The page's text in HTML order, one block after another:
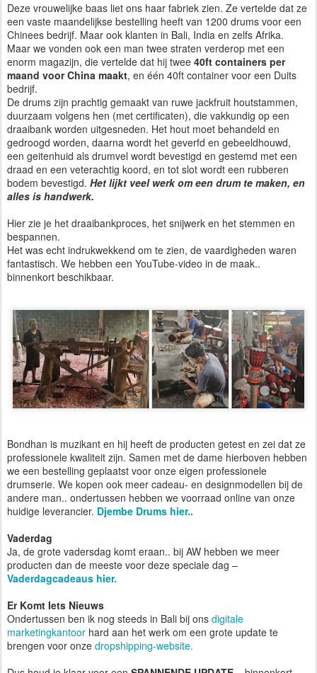
Deze vrouwelijke baas liet ons haar fabriek zien. Ze vertelde dat ze
een vaste maandelijkse bestelling heeft van 1200 drums voor een
Chinees bedrijf. Maar ook klanten in Bali, India en zelfs Afrika.
Maar we vonden ook een man twee straten verderop met een
enorm magazijn, die vertelde dat hij twee 40ft containers per
maand voor China maakt, en één 40ft container voor een Duits
bedrijf.
De drums zijn prachtig gemaakt van ruwe jackfruit houtstammen,
duurzaam volgens hen (met certificaten), die vakkundig op een
draaibank worden uitgesneden. Het hout moet behandeld en
gedroogd worden, daarna wordt het geverfd en gebeeldhouwd,
een geitenhuid als drumvel wordt bevestigd en gestemd met een
draad en een veterachtig koord, en tot slot wordt een rubberen
bodem bevestigd. Het lijkt veel werk om een drum te maken, en
alles is handwerk.
Hier zie je het draaibankproces, het snijwerk en het stemmen en
bespannen.
Het was echt indrukwekkend om te zien, de vaardigheden waren
fantastisch. We hebben een YouTube-video in de maak..
binnenkort beschikbaar.
Bondhan is muzikant en hij heeft de producten getest en zei dat ze
professionele kwaliteit zijn. Samen met de dame hierboven hebben
we een bestelling geplaatst voor onze eigen professionele
drumserie. We kopen ook meer cadeau- en designmodellen bij de
andere man.. ondertussen hebben we voorraad online van onze
huidige leverancier. Djembe Drums hier..
Vaderdag
Ja, de grote vadersdag komt eraan.. bij AW hebben we meer
producten dan de meeste voor deze speciale dag –
Vaderdagcadeaus hier.
Er Komt Iets Nieuws
Ondertussen ben ik nog steeds in Bali bij ons digitale
marketingkantoor hard aan het werk om een grote update te
brengen voor onze dropshipping-website.